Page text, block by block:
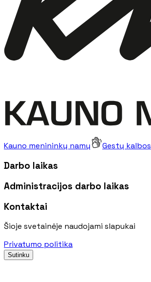
Kauno menininkų namų Gestų kalbos
Darbo laikas
Administracijos darbo laikas
Kontaktai
Šioje svetainėje naudojami slapukai
Privatumo politika
Sutinku